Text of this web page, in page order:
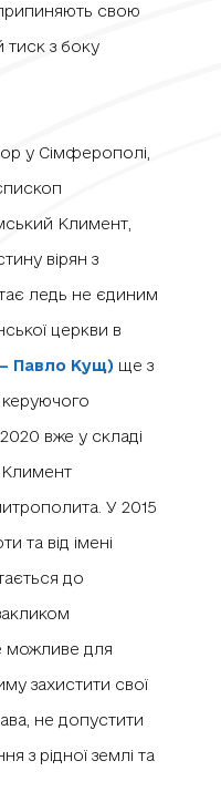
свою
тиск з боку
у Сімферополі,
Климент,
вірян з
ледь не єдиним
церкви в
Павло Кущ) ще з
вже у складі
Климент
У 2015
та від імені
до
можливе для
захистити свої
не допустити
з рідної землі та